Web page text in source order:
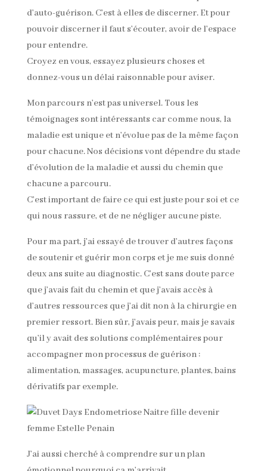
d’auto-guérison. C’est à elles de discerner. Et pour
pouvoir discerner il faut s’écouter, avoir de l’espace
pour entendre.
Croyez en vous, essayez plusieurs choses et
donnez-vous un délai raisonnable pour aviser.
Mon parcours n’est pas universel. Tous les
témoignages sont intéressants car comme nous, la
maladie est unique et n’évolue pas de la même façon
pour chacune. Nos décisions vont dépendre du stade
d’évolution de la maladie et aussi du chemin que
chacune a parcouru.
C’est important de faire ce qui est juste pour soi et ce
qui nous rassure, et de ne négliger aucune piste.
Pour ma part, j’ai essayé de trouver d’autres façons
de soutenir et guérir mon corps et je me suis donné
deux ans suite au diagnostic. C’est sans doute parce
que j’avais fait du chemin et que j’avais accès à
d’autres ressources que j’ai dit non à la chirurgie en
premier ressort. Bien sûr, j’avais peur, mais je savais
qu’il y avait des solutions complémentaires pour
accompagner mon processus de guérison :
alimentation, massages, acupuncture, plantes, bains
dérivatifs par exemple.
J’ai aussi cherché à comprendre sur un plan